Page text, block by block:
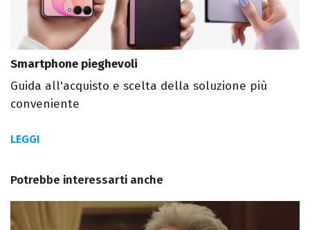
Smartphone pieghevoli
Guida all'acquisto e scelta della soluzione più
conveniente
LEGGI
Potrebbe interessarti anche